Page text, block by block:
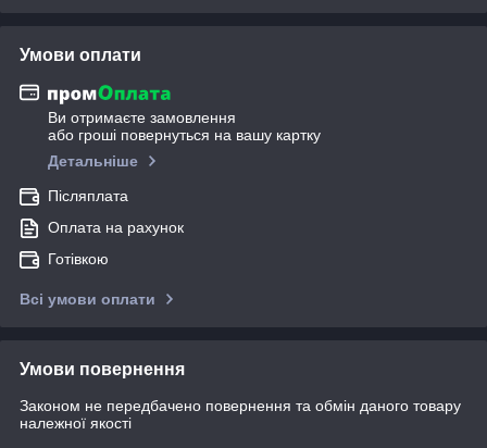
Умови оплати
Ви отримаєте замовлення
або гроші повернуться на вашу картку
Детальніше
Післяплата
Оплата на рахунок
Готівкою
Всі умови оплати
Умови повернення
Законом не передбачено повернення та обмін даного товару
належної якості